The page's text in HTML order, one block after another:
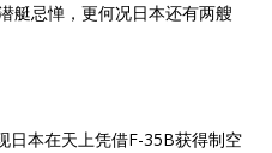
艇忌惮，更何况日本还有两艘
日本在天上凭借F-35B获得制空